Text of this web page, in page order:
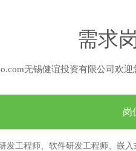
需求
无锡健谊投资有限公司欢
岗
发工程师、软件研发工程师、嵌